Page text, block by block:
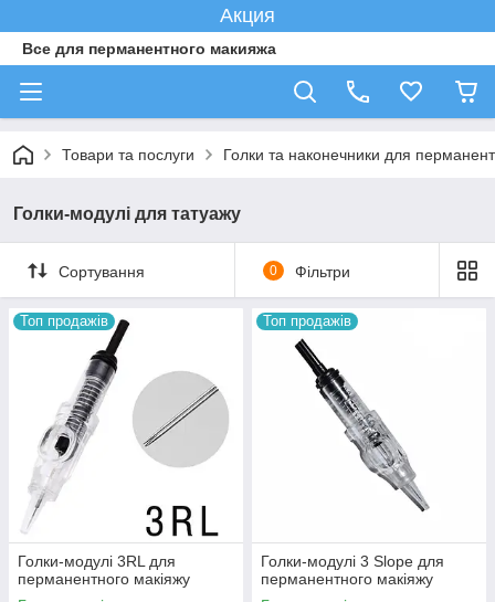
Акция
Все для перманентного макияжа
Товари та послуги Голки та наконечники для
Голки-модулі для татуажу
Сортування 0 Фільтри
Топ продажів
Голки-модулі 3RL для
перманентного макіяжу
Топ продажів
Голки-модулі 3 Slope для
перманентного макіяжу